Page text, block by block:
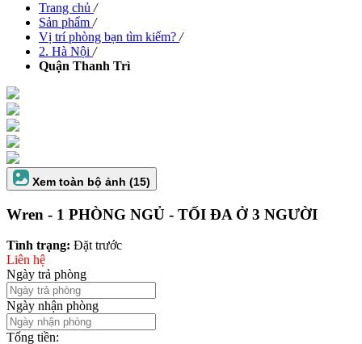
Trang chủ /
Sản phẩm /
Vị trí phòng bạn tìm kiếm? /
2. Hà Nội /
Quận Thanh Trì
Xem toàn bộ ảnh (15)
Wren - 1 PHÒNG NGỦ - TỐI ĐA Ở 3 NGƯỜI
Tình trạng: Đặt trước
Liên hệ
Ngày trả phòng
Ngày nhận phòng
Tổng tiền: